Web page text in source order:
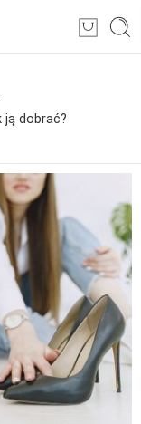
dobrać?